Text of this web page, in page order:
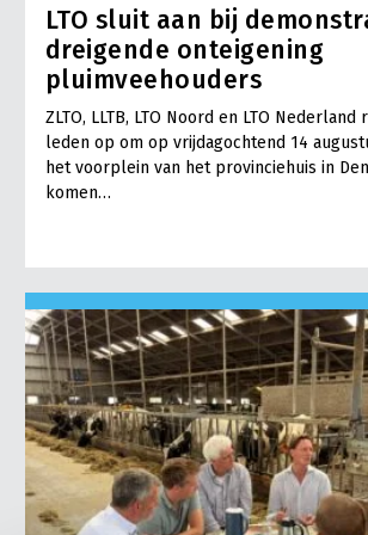
Bestuur en Directie
Medewerkers
Vakgroepbestuurders
Jaarverslag 2023
Vacatures
Pers
Contact
LTO sluit aan bij
dreigende onteigening
pluimveehouders
ZLTO, LLTB, LTO Noord en LTO
leden op om op vrijdagochtend 14
het voorplein van het provinciehuis in
komen…